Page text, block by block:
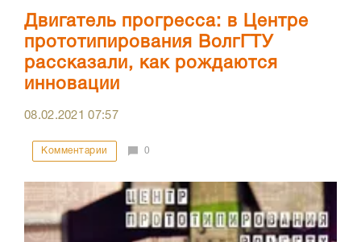
Двигатель прогресса: в Центре
прототипирования ВолгГТУ
рассказали, как рождаются
инновации
08.02.202107:57
Комментарии 0